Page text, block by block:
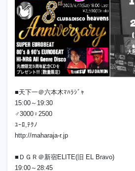
■天下一＠六本木ﾏﾊﾗｼﾞｬ
15:00～19:30
♂3000♀2500
ﾕｰﾛ,ﾃｸﾉ
http://maharaja-r.jp
■ＤＧＲ＠新宿ELITE(旧 EL Bravo)
19:00～28:45